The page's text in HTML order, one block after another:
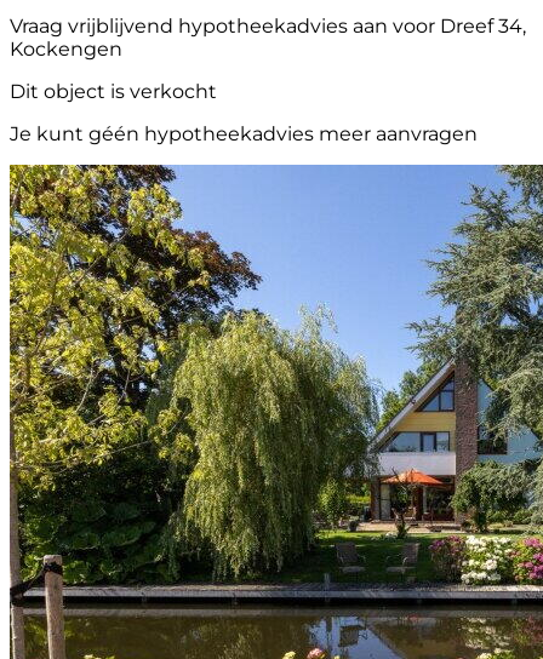
Vraag vrijblijvend hypotheekadvies aan voor Dreef 34,
Kockengen
Dit object is verkocht
Je kunt géén hypotheekadvies meer aanvragen